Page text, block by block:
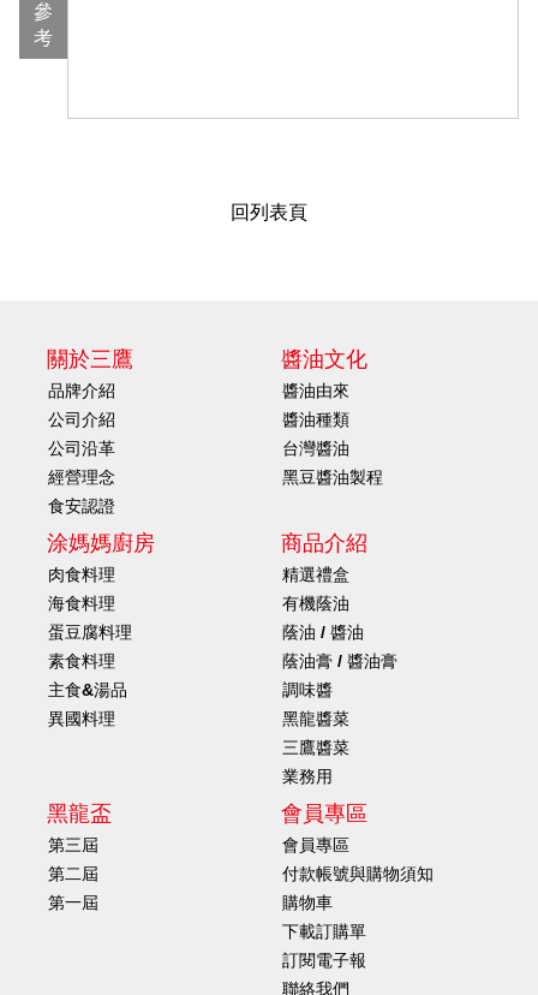
參
考
回列表頁
關於三鷹
品牌介紹
公司介紹
公司沿革
經營理念
食安認證
醬油文化
醬油由來
醬油種類
台灣醬油
黑豆醬油製程
涂媽媽廚房
肉食料理
海食料理
蛋豆腐料理
素食料理
主食&湯品
異國料理
商品介紹
精選禮盒
有機蔭油
蔭油 / 醬油
蔭油膏 / 醬油膏
調味醬
黑龍醬菜
三鷹醬菜
業務用
黑龍盃
第三屆
第二屆
第一屆
會員專區
會員專區
付款帳號與購物須知
購物車
下載訂購單
訂閱電子報
聯絡我們